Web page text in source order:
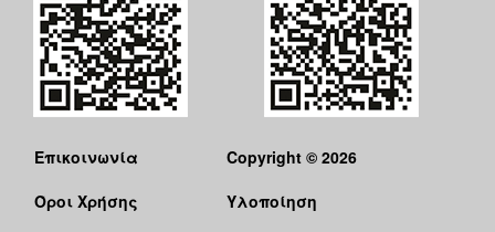
Επικοινωνία
Όροι Χρήσης
Copyright © 2026
Υλοποίηση